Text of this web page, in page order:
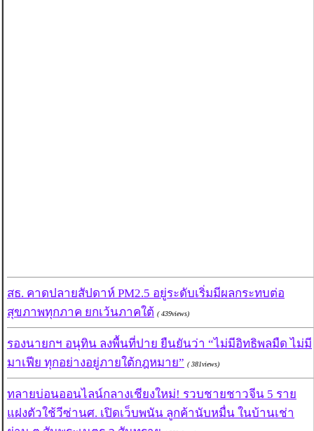
สธ. คาดปลายสัปดาห์ PM2.5 อยู่ระดับเริ่มมีผลกระทบต่อ
สุขภาพทุกภาค ยกเว้นภาคใต้ ( 439views)
รองนายกฯ อนุทิน ลงพื้นที่ปาย ยืนยันว่า “ไม่มีอิทธิพลมืด ไม่มี
มาเฟีย ทุกอย่างอยู่ภายใต้กฎหมาย” ( 381views)
ทลายบ่อนออนไลน์กลางเชียงใหม่! รวบชายชาวจีน 5 ราย
แฝงตัวใช้วีซ่านศ. เปิดเว็บพนัน ลูกค้านับหมื่น ในบ้านเช่า